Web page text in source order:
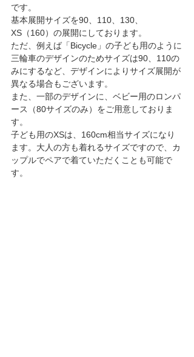
です。
基本展開サイズを90、110、130、
XS（160）の展開にしております。
ただ、例えば「Bicycle」の子ども用のように
三輪車のデザインのためサイズは90、110の
みにするなど、デザインによりサイズ展開が
異なる場合もございます。
また、一部のデザインに、ベビー用のロンパ
ース（80サイズのみ）をご用意しておりま
す。
子ども用のXSは、160cm相当サイズになり
ます。大人の方も着れるサイズですので、カ
ップルでペアで着ていただくことも可能で
す。